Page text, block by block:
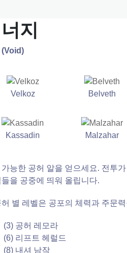
지
(Void)
Velkoz Belveth
Kassadin Malzahar
가능한 공허 알을 얻으세요. 전투
들을 공중에 띄워 올립니다.
허 별 레벨은 공포의 체력과 주문
(3) 공허 레모라
(6) 리프트 헤럴드
(8) 내셔 남작